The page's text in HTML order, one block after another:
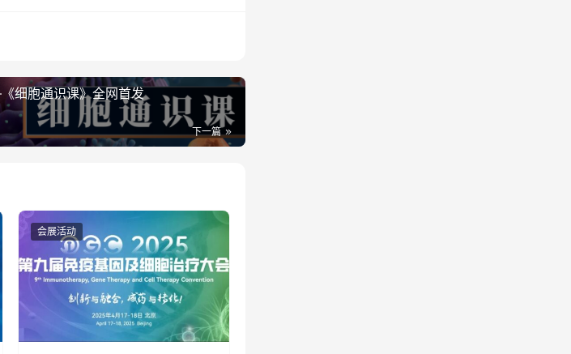
细胞通识课》全网首发
下一篇
会展活动